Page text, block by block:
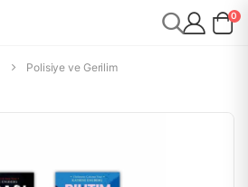
0
Polisiye ve Gerilim